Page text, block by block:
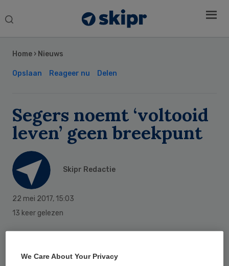
Search
Home › Nieuws
Opslaan Reageer nu Delen
Segers noemt ‘voltooid
leven’ geen breekpunt
Skipr Redactie
22 mei 2017, 15:03
13 keer gelezen
is het D66-plan om ouderen met een
Sidebar
We Care About Your Privacy